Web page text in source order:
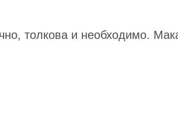
толкова и необходимо.